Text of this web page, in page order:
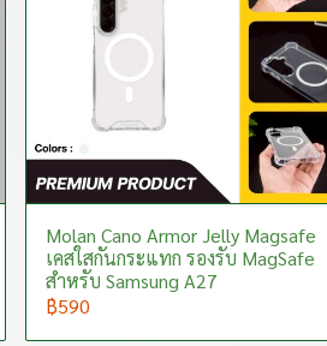
Molan Cano Armor Jelly Magsafe
เคสใสกันกระแทก รองรับ MagSafe
สำหรับ Samsung A27
฿590